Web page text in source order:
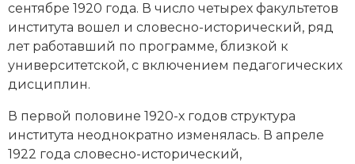
сентябре 1920 года. В число четырех факультетов
института вошел и словесно-исторический, ряд
лет работавший по программе, близкой к
университетской, с включением педагогических
дисциплин.
В первой половине 1920-х годов структура
института неоднократно изменялась. В апреле
1922 года словесно-исторический,